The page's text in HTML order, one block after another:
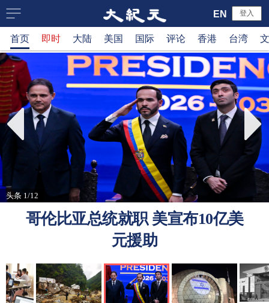
大
纪
元
新
闻
网
登入
EN
首页 即时 大陆 美国 国际 评论 香港 台湾
头条 1/12
哥伦比亚总统就职 美宣布10亿美
元援助